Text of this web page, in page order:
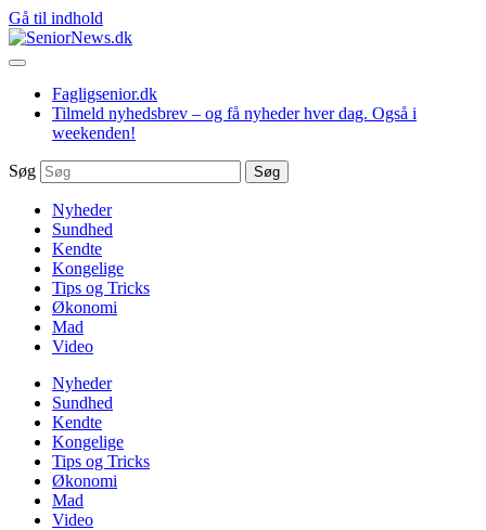
Gå til indhold
Fagligsenior.dk
Tilmeld nyhedsbrev – og få nyheder hver dag. Også i
weekenden!
Søg Søg
Nyheder
Sundhed
Kendte
Kongelige
Tips og Tricks
Økonomi
Mad
Video
Nyheder
Sundhed
Kendte
Kongelige
Tips og Tricks
Økonomi
Mad
Video